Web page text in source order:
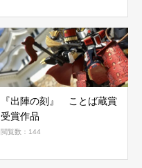
『出陣の刻』 ことば蔵賞
受賞作品
閲覧数：144